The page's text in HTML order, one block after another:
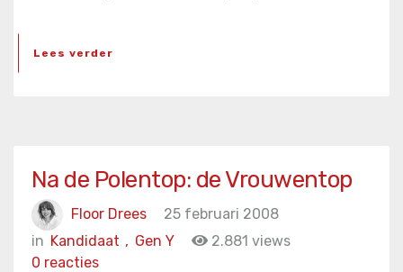
Lees verder
Na de Polentop: de Vrouwentop
Floor Drees
25 februari 2008
in
Gen Y
Kandidaat ,
2.881 views
0 reacties